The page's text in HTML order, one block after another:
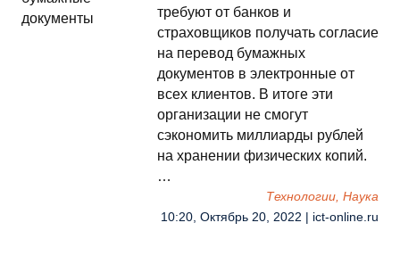
требуют от банков и
страховщиков получать согласие
на перевод бумажных
документов в электронные от
всех клиентов. В итоге эти
организации не смогут
сэкономить миллиарды рублей
на хранении физических копий.
…
Технологии, Наука
10:20, Октябрь 20, 2022 | ict-online.ru